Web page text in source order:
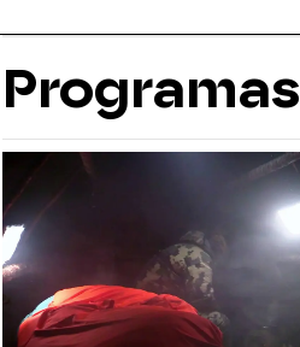
Programas